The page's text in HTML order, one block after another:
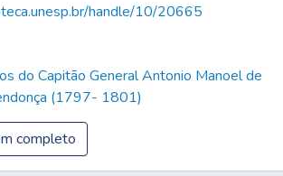
handle/10/20665
do Capitão General Antonio Manoel de
(1797- 1801)
completo